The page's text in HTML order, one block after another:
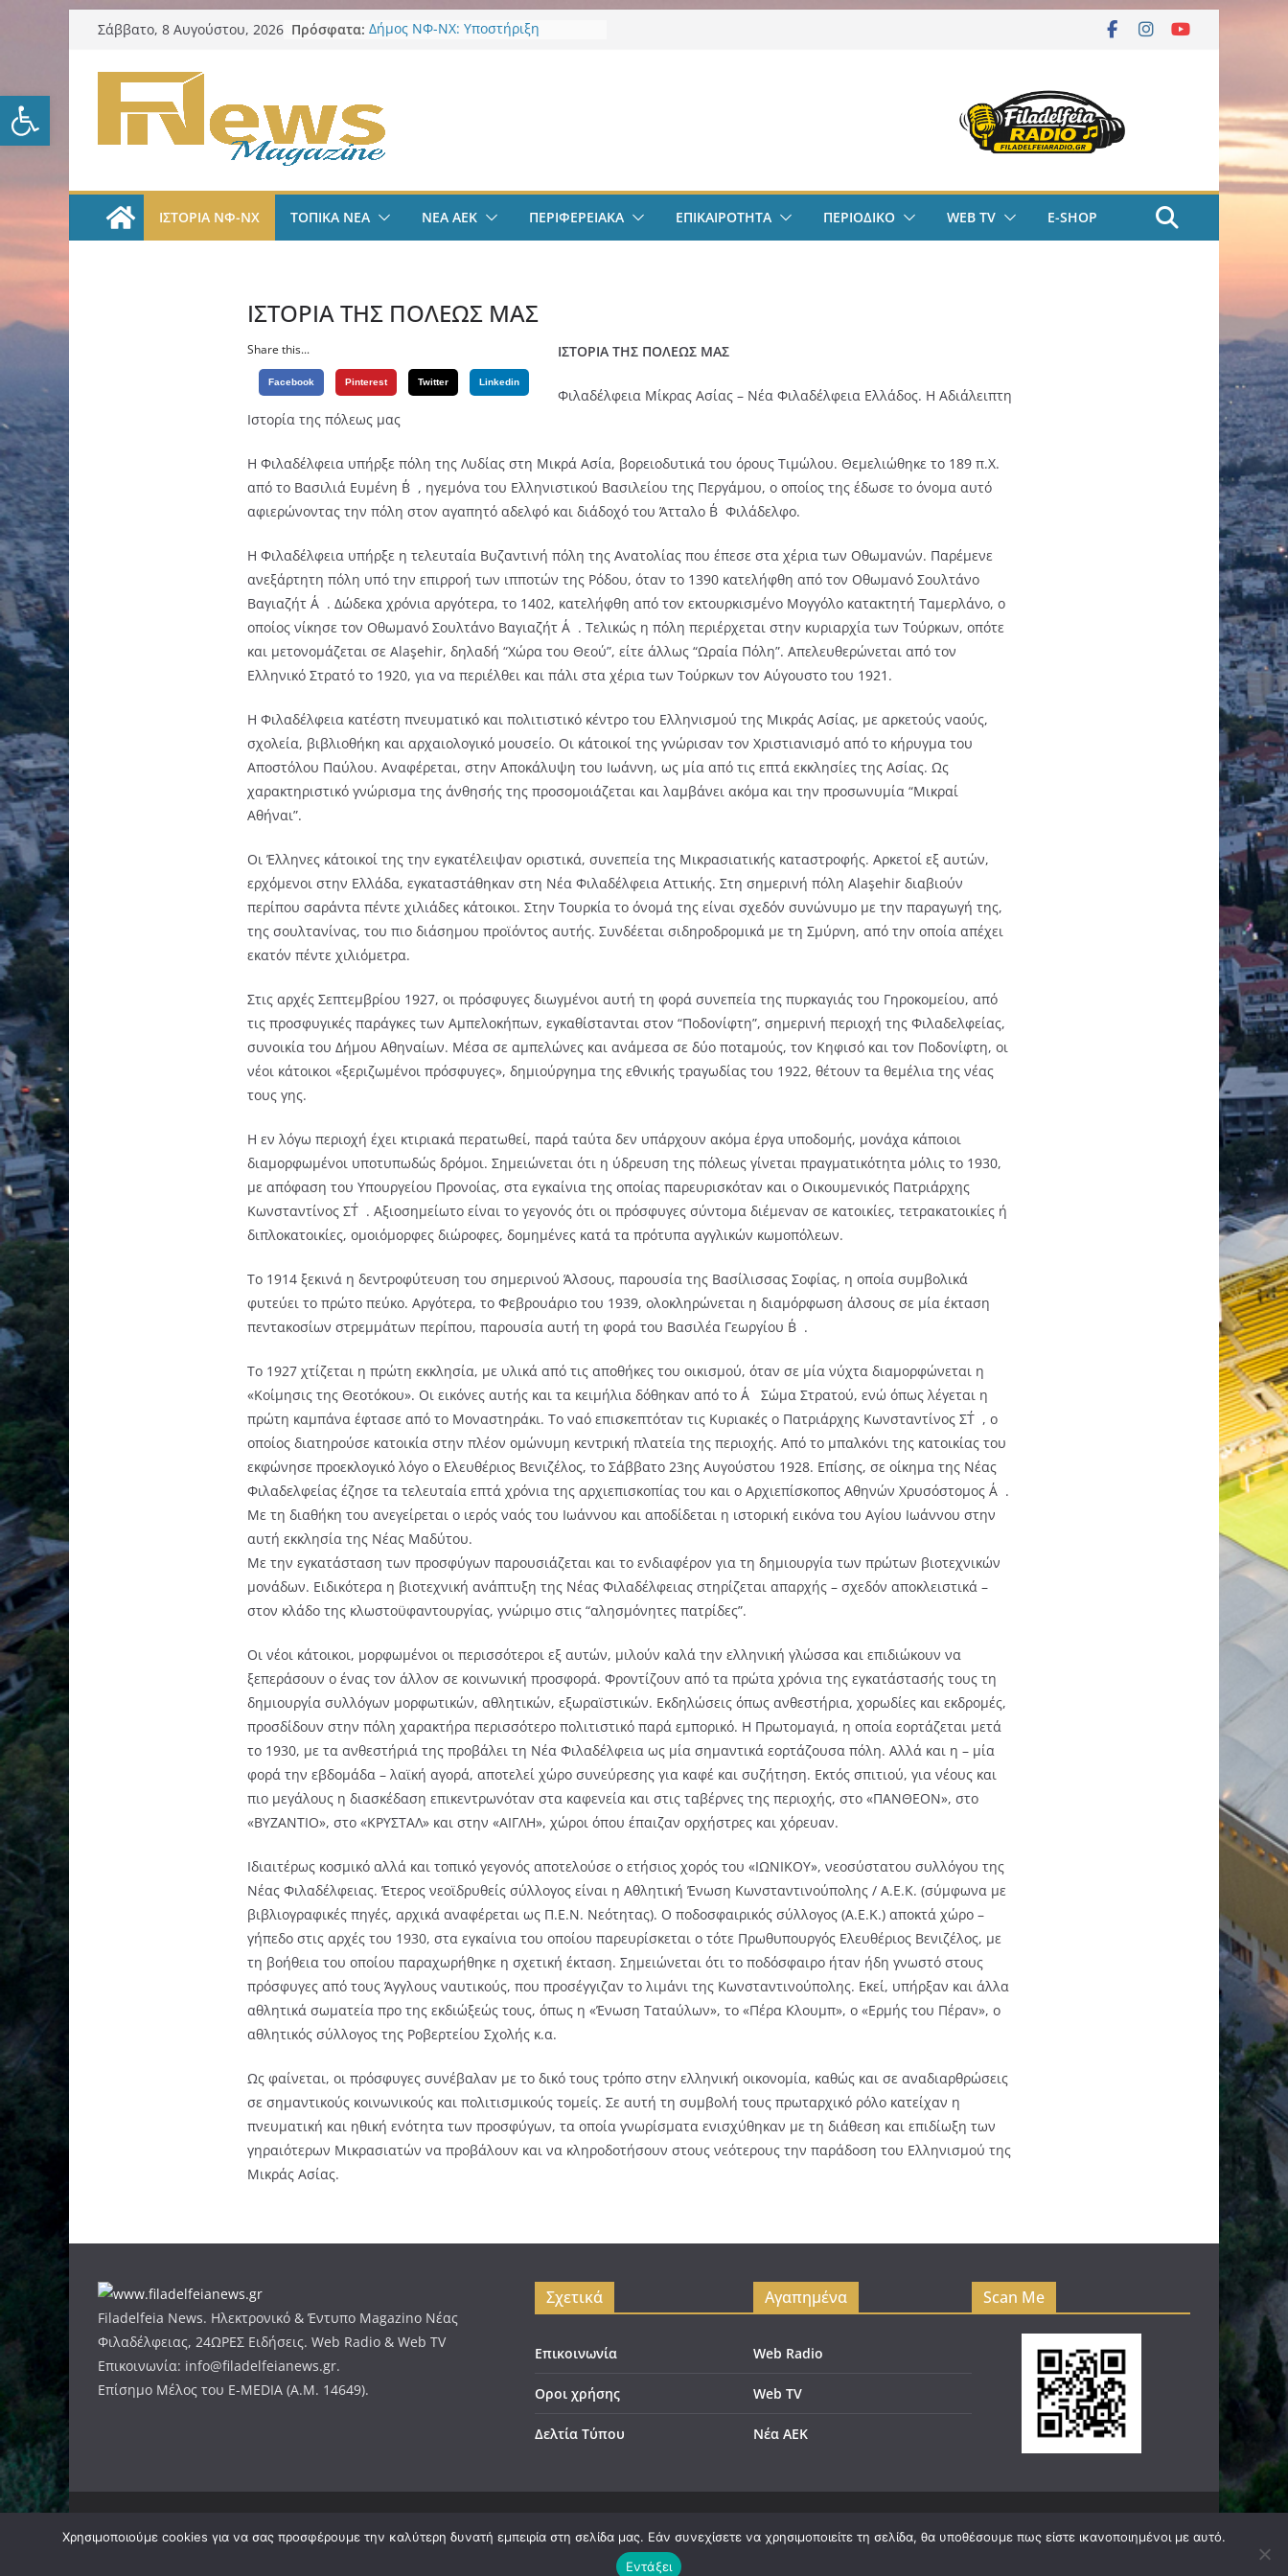
Ανοίξτε τη γραμμή εργαλείων
Μετάβαση
περιεχόμενο
Σάββατο, 8 Αυγούστου, 2026 Πρόσφατα: Δήμος ΝΦ-ΝΧ: Υποστήριξη
#35 | “Όλες οι εξελίξεις στην ΑΕΚ”
μέσα από το filadelfeiaradio & web
tv
League» – Η ξεχωριστή υποδοχή
του Μάριου Ηλιόπουλου
ΙΣΤΟΡΙΑ ΝΦ-ΝΧ ΤΟΠΙΚΑ ΝΕΑ ΝΕΑ ΑΕΚ ΠΕΡΙΦΕΡΕΙΑΚΑ ΕΠΙΚΑΙΡΟΤΗΤΑ ΠΕΡΙΟΔΙΚΟ WEB TV E-SHOP
ΙΣΤΟΡΙΑ ΤΗΣ ΠΟΛΕΩΣ ΜΑΣ
Share this...
Facebook Pinterest Twitter Linkedin
ΙΣΤΟΡΙΑ ΤΗΣ ΠΟΛΕΩΣ ΜΑΣ
Φιλαδέλφεια Μίκρας Ασίας – Νέα Φιλαδέλφεια Ελλάδος. Η Αδιάλειπτη
Ιστορία της πόλεως μας
Η Φιλαδέλφεια υπήρξε πόλη της Λυδίας στη Μικρά Ασία, βορειοδυτικά του όρους Τιμώλου. Θεμελιώθηκε το 189 π.Χ.
από το Βασιλιά Ευμένη Β΄, ηγεμόνα του Ελληνιστικού Βασιλείου της Περγάμου, ο οποίος της έδωσε το όνομα αυτό
αφιερώνοντας την πόλη στον αγαπητό αδελφό και διάδοχό του Άτταλο Β΄Φιλάδελφο.
Η Φιλαδέλφεια υπήρξε η τελευταία Βυζαντινή πόλη της Ανατολίας που έπεσε στα χέρια των Οθωμανών. Παρέμενε
ανεξάρτητη πόλη υπό την επιρροή των ιπποτών της Ρόδου, όταν το 1390 κατελήφθη από τον Οθωμανό Σουλτάνο
Βαγιαζήτ Α΄. Δώδεκα χρόνια αργότερα, το 1402, κατελήφθη από τον εκτουρκισμένο Μογγόλο κατακτητή Ταμερλάνο, ο
οποίος νίκησε τον Οθωμανό Σουλτάνο Βαγιαζήτ Α΄. Τελικώς η πόλη περιέρχεται στην κυριαρχία των Τούρκων, οπότε
και μετονομάζεται σε Alaşehir, δηλαδή “Χώρα του Θεού”, είτε άλλως “Ωραία Πόλη”. Απελευθερώνεται από τον
Ελληνικό Στρατό το 1920, για να περιέλθει και πάλι στα χέρια των Τούρκων τον Αύγουστο του 1921.
Η Φιλαδέλφεια κατέστη πνευματικό και πολιτιστικό κέντρο του Ελληνισμού της Μικράς Ασίας, με αρκετούς ναούς,
σχολεία, βιβλιοθήκη και αρχαιολογικό μουσείο. Οι κάτοικοί της γνώρισαν τον Χριστιανισμό από το κήρυγμα του
Αποστόλου Παύλου. Αναφέρεται, στην Αποκάλυψη του Ιωάννη, ως μία από τις επτά εκκλησίες της Ασίας. Ως
χαρακτηριστικό γνώρισμα της άνθησής της προσομοιάζεται και λαμβάνει ακόμα και την προσωνυμία “Μικραί
Αθήναι”.
Οι Έλληνες κάτοικοί της την εγκατέλειψαν οριστικά, συνεπεία της Μικρασιατικής καταστροφής. Αρκετοί εξ αυτών,
ερχόμενοι στην Ελλάδα, εγκαταστάθηκαν στη Νέα Φιλαδέλφεια Αττικής. Στη σημερινή πόλη Alaşehir διαβιούν
περίπου σαράντα πέντε χιλιάδες κάτοικοι. Στην Τουρκία το όνομά της είναι σχεδόν συνώνυμο με την παραγωγή της,
της σουλτανίνας, του πιο διάσημου προϊόντος αυτής. Συνδέεται σιδηροδρομικά με τη Σμύρνη, από την οποία απέχει
εκατόν πέντε χιλιόμετρα.
Στις αρχές Σεπτεμβρίου 1927, οι πρόσφυγες διωγμένοι αυτή τη φορά συνεπεία της πυρκαγιάς του Γηροκομείου, από
τις προσφυγικές παράγκες των Αμπελοκήπων, εγκαθίστανται στον “Ποδονίφτη”, σημερινή περιοχή της Φιλαδελφείας,
συνοικία του Δήμου Αθηναίων. Μέσα σε αμπελώνες και ανάμεσα σε δύο ποταμούς, τον Κηφισό και τον Ποδονίφτη, οι
νέοι κάτοικοι «ξεριζωμένοι πρόσφυγες», δημιούργημα της εθνικής τραγωδίας του 1922, θέτουν τα θεμέλια της νέας
τους γης.
Η εν λόγω περιοχή έχει κτιριακά περατωθεί, παρά ταύτα δεν υπάρχουν ακόμα έργα υποδομής, μονάχα κάποιοι
διαμορφωμένοι υποτυπωδώς δρόμοι. Σημειώνεται ότι η ύδρευση της πόλεως γίνεται πραγματικότητα μόλις το 1930,
με απόφαση του Υπουργείου Προνοίας, στα εγκαίνια της οποίας παρευρισκόταν και ο Οικουμενικός Πατριάρχης
Κωνσταντίνος ΣΤ΄. Αξιοσημείωτο είναι το γεγονός ότι οι πρόσφυγες σύντομα διέμεναν σε κατοικίες, τετρακατοικίες ή
διπλοκατοικίες, ομοιόμορφες διώροφες, δομημένες κατά τα πρότυπα αγγλικών κωμοπόλεων.
Το 1914 ξεκινά η δεντροφύτευση του σημερινού Άλσους, παρουσία της Βασίλισσας Σοφίας, η οποία συμβολικά
φυτεύει το πρώτο πεύκο. Αργότερα, το Φεβρουάριο του 1939, ολοκληρώνεται η διαμόρφωση άλσους σε μία έκταση
πεντακοσίων στρεμμάτων περίπου, παρουσία αυτή τη φορά του Βασιλέα Γεωργίου Β΄.
Το 1927 χτίζεται η πρώτη εκκλησία, με υλικά από τις αποθήκες του οικισμού, όταν σε μία νύχτα διαμορφώνεται η
«Κοίμησις της Θεοτόκου». Οι εικόνες αυτής και τα κειμήλια δόθηκαν από το Α΄ Σώμα Στρατού, ενώ όπως λέγεται η
πρώτη καμπάνα έφτασε από το Μοναστηράκι. Το ναό επισκεπτόταν τις Κυριακές ο Πατριάρχης Κωνσταντίνος ΣΤ΄, ο
οποίος διατηρούσε κατοικία στην πλέον ομώνυμη κεντρική πλατεία της περιοχής. Από το μπαλκόνι της κατοικίας του
εκφώνησε προεκλογικό λόγο ο Ελευθέριος Βενιζέλος, το Σάββατο 23ης Αυγούστου 1928. Επίσης, σε οίκημα της Νέας
Φιλαδελφείας έζησε τα τελευταία επτά χρόνια της αρχιεπισκοπίας του και ο Αρχιεπίσκοπος Αθηνών Χρυσόστομος Α΄.
Με τη διαθήκη του ανεγείρεται ο ιερός ναός του Ιωάννου και αποδίδεται η ιστορική εικόνα του Αγίου Ιωάννου στην
αυτή εκκλησία της Νέας Μαδύτου.
Με την εγκατάσταση των προσφύγων παρουσιάζεται και το ενδιαφέρον για τη δημιουργία των πρώτων βιοτεχνικών
μονάδων. Ειδικότερα η βιοτεχνική ανάπτυξη της Νέας Φιλαδέλφειας στηρίζεται απαρχής – σχεδόν αποκλειστικά –
στον κλάδο της κλωστοϋφαντουργίας, γνώριμο στις “αλησμόνητες πατρίδες”.
Οι νέοι κάτοικοι, μορφωμένοι οι περισσότεροι εξ αυτών, μιλούν καλά την ελληνική γλώσσα και επιδιώκουν να
ξεπεράσουν ο ένας τον άλλον σε κοινωνική προσφορά. Φροντίζουν από τα πρώτα χρόνια της εγκατάστασής τους τη
δημιουργία συλλόγων μορφωτικών, αθλητικών, εξωραϊστικών. Εκδηλώσεις όπως ανθεστήρια, χορωδίες και εκδρομές,
προσδίδουν στην πόλη χαρακτήρα περισσότερο πολιτιστικό παρά εμπορικό. Η Πρωτομαγιά, η οποία εορτάζεται μετά
το 1930, με τα ανθεστήριά της προβάλει τη Νέα Φιλαδέλφεια ως μία σημαντικά εορτάζουσα πόλη. Αλλά και η – μία
φορά την εβδομάδα – λαϊκή αγορά, αποτελεί χώρο συνεύρεσης για καφέ και συζήτηση. Εκτός σπιτιού, για νέους και
πιο μεγάλους η διασκέδαση επικεντρωνόταν στα καφενεία και στις ταβέρνες της περιοχής, στο «ΠΑΝΘΕΟΝ», στο
«ΒΥΖΑΝΤΙΟ», στο «ΚΡΥΣΤΑΛ» και στην «ΑΙΓΛΗ», χώροι όπου έπαιζαν ορχήστρες και χόρευαν.
Ιδιαιτέρως κοσμικό αλλά και τοπικό γεγονός αποτελούσε ο ετήσιος χορός του «ΙΩΝΙΚΟΥ», νεοσύστατου συλλόγου της
Νέας Φιλαδέλφειας. Έτερος νεοϊδρυθείς σύλλογος είναι η Αθλητική Ένωση Κωνσταντινούπολης / Α.Ε.Κ. (σύμφωνα με
βιβλιογραφικές πηγές, αρχικά αναφέρεται ως Π.Ε.Ν. Νεότητας). Ο ποδοσφαιρικός σύλλογος (Α.Ε.Κ.) αποκτά χώρο –
γήπεδο στις αρχές του 1930, στα εγκαίνια του οποίου παρευρίσκεται ο τότε Πρωθυπουργός Ελευθέριος Βενιζέλος, με
τη βοήθεια του οποίου παραχωρήθηκε η σχετική έκταση. Σημειώνεται ότι το ποδόσφαιρο ήταν ήδη γνωστό στους
πρόσφυγες από τους Άγγλους ναυτικούς, που προσέγγιζαν το λιμάνι της Κωνσταντινούπολης. Εκεί, υπήρξαν και άλλα
αθλητικά σωματεία προ της εκδιώξεώς τους, όπως η «Ένωση Ταταύλων», το «Πέρα Κλουμπ», ο «Ερμής του Πέραν», ο
αθλητικός σύλλογος της Ροβερτείου Σχολής κ.α.
Ως φαίνεται, οι πρόσφυγες συνέβαλαν με το δικό τους τρόπο στην ελληνική οικονομία, καθώς και σε αναδιαρθρώσεις
σε σημαντικούς κοινωνικούς και πολιτισμικούς τομείς. Σε αυτή τη συμβολή τους πρωταρχικό ρόλο κατείχαν η
πνευματική και ηθική ενότητα των προσφύγων, τα οποία γνωρίσματα ενισχύθηκαν με τη διάθεση και επιδίωξη των
γηραιότερων Μικρασιατών να προβάλουν και να κληροδοτήσουν στους νεότερους την παράδοση του Ελληνισμού της
Μικράς Ασίας.
Filadelfeia News. Ηλεκτρονικό & Έντυπο Magazino Νέας
Φιλαδέλφειας, 24ΩΡΕΣ Ειδήσεις. Web Radio & Web TV
Επικοινωνία: info@filadelfeianews.gr.
Επίσημο Μέλος του E-MEDIA (A.M. 14649).
Σχετικά
Επικοινωνία
Οροι χρήσης
Δελτία Τύπου
Αγαπημένα
Web Radio
Web TV
Νέα ΑΕΚ
Scan Me
ColorMag από ThemeGrill. Κατασκευασμένο με WordPress
Χρησιμοποιούμε cookies για να σας προσφέρουμε την καλύτερη δυνατή εμπειρία στη σελίδα μας. Εάν συνεχίσετε να χρησιμοποιείτε τη σελίδα, θα υποθέσουμε πως είστε ικανοποιημένοι με αυτό.
Εντάξει